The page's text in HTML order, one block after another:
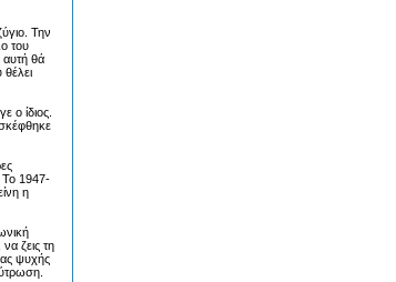
Την
του
αυτή θά
ο ίδιος.
Το 1947-
η
ζεις τη
ψυχής